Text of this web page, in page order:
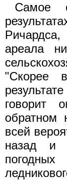
Самое
ареала
"Скорее
говорит
обратном
всей
назад и